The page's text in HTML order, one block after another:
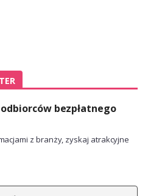
bezpłatnego
z branży, zyskaj atrakcyjne